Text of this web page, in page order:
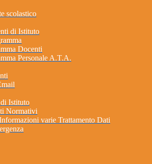
scolastico
di Istituto
Docenti
Personale A.T.A.
Istituto
Normativi
varie Trattamento Dati